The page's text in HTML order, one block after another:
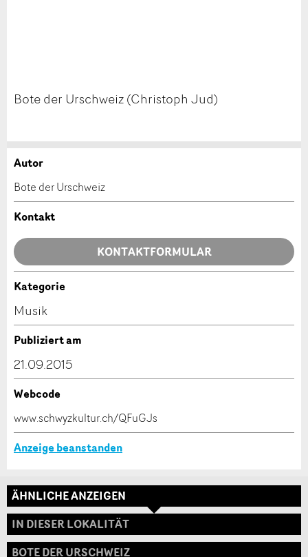
Bote der Urschweiz (Christoph Jud)
Anzeige beanstanden
Ihr Feedback wird sehr geschätzt!
Allgemeines Feedback
Anzeige nicht mehr gültig
Anzeige unvollständig
Anzeige weiterempfehlen
Empfehlen Sie diese Anzeige an Freunde weiter.
* Eingabe erforderlich
Autor
Bote der Urschweiz
Kontakt
KONTAKTFORMULAR
Kontakt
Verfassen Sie eine Nachricht für die Kontaktpersonen
Adresse
Kategorie
Musik
Publiziert am
21.09.2015
Webcode
www.schwyzkultur.ch/QFuGJs
Anzeige beanstanden
ÄHNLICHE ANZEIGEN
IN DIESER LOKALITÄT
BOTE DER URSCHWEIZ